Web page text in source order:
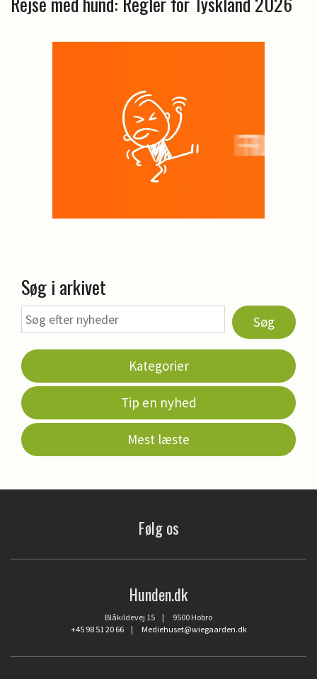
Søg i arkivet
Søg
Kategorier
Tip en nyhed
Mest læste
Følg os
Hunden.dk
Blåkildevej 15 | 9500 Hobro
+45 98 51 20 66| Mediehuset@wiegaarden.dk